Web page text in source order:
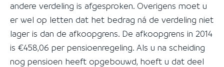
andere verdeling is afgesproken. Overigens moet u
er wel op letten dat het bedrag ná de verdeling niet
lager is dan de afkoopgrens. De afkoopgrens in 2014
is €458,06 per pensioenregeling. Als u na scheiding
nog pensioen heeft opgebouwd, hoeft u dat deel